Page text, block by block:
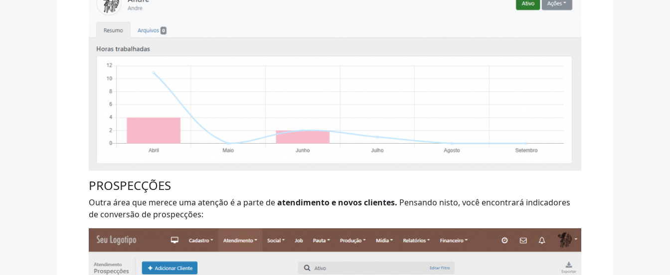
PROSPECÇÕES
Outra área que merece uma atenção é a parte deatendimento e novos clientes. Pensando nisto, você encontrará indicadores
de conversão de prospecções: